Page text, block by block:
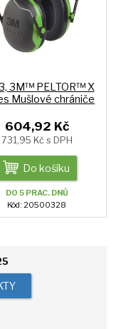
3M™ PELTOR™ X
Mušlové chrániče
604,92 Kč
731,95 Kč s DPH
Do košíku
DO 5 PRAC. DNŮ
Kód: 20500328